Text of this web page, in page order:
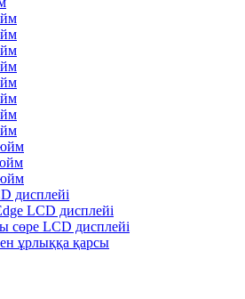
дисплейі
LCD дисплейі
сөре LCD дисплейі
ұрлыққа қарсы